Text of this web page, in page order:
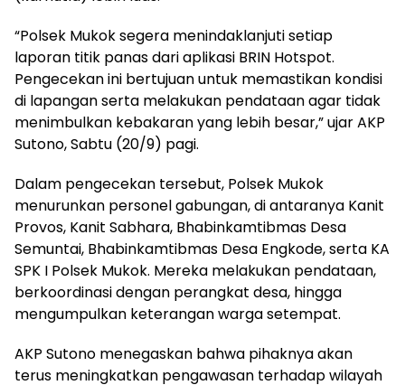
“Polsek Mukok segera menindaklanjuti setiap
laporan titik panas dari aplikasi BRIN Hotspot.
Pengecekan ini bertujuan untuk memastikan kondisi
di lapangan serta melakukan pendataan agar tidak
menimbulkan kebakaran yang lebih besar,” ujar AKP
Sutono, Sabtu (20/9) pagi.
Dalam pengecekan tersebut, Polsek Mukok
menurunkan personel gabungan, di antaranya Kanit
Provos, Kanit Sabhara, Bhabinkamtibmas Desa
Semuntai, Bhabinkamtibmas Desa Engkode, serta KA
SPK I Polsek Mukok. Mereka melakukan pendataan,
berkoordinasi dengan perangkat desa, hingga
mengumpulkan keterangan warga setempat.
AKP Sutono menegaskan bahwa pihaknya akan
terus meningkatkan pengawasan terhadap wilayah